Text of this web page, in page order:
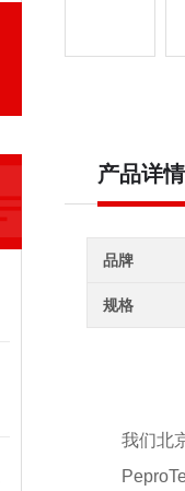
产品详情
品牌
规格
我们北